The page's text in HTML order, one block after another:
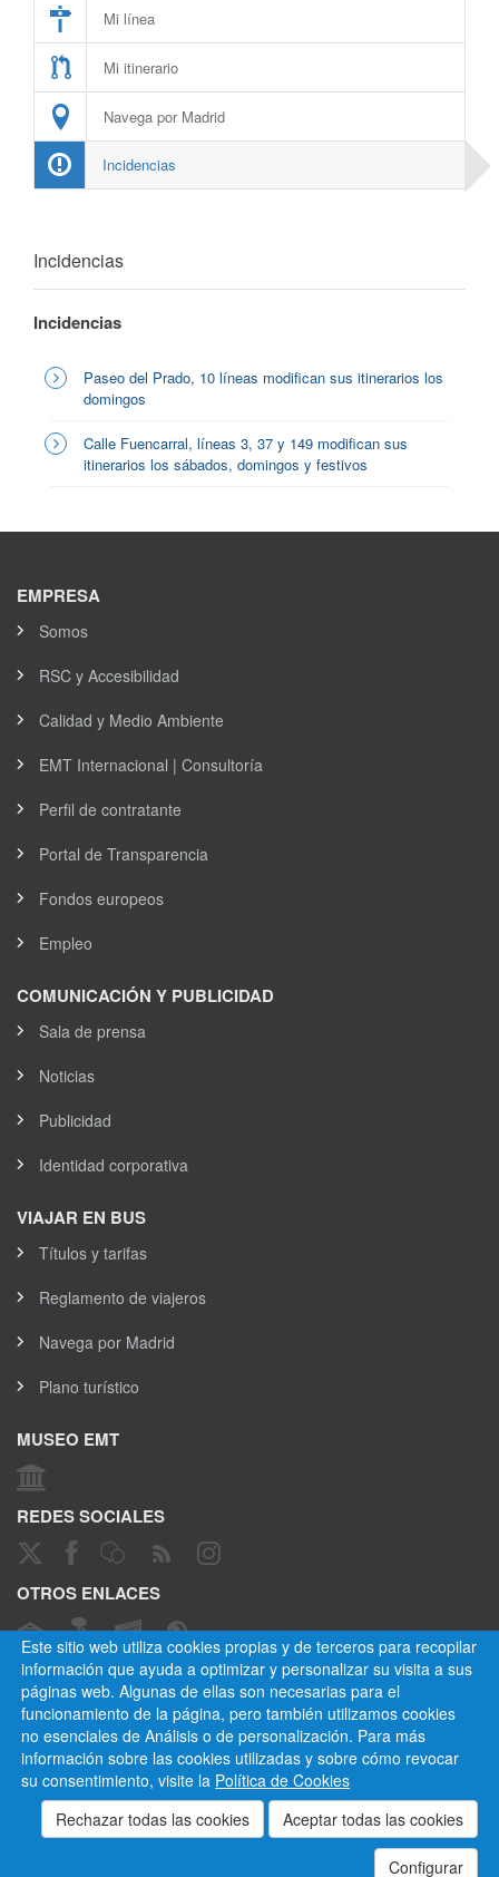
Mi línea
Mi itinerario
Navega por Madrid
Incidencias
Incidencias
Incidencias
Paseo del Prado, 10 líneas modifican sus itinerarios los
domingos
Calle Fuencarral, líneas 3, 37 y 149 modifican sus
itinerarios los sábados, domingos y festivos
Este sitio web utiliza cookies propias y de terceros para recopilar
información que ayuda a optimizar y personalizar su visita a sus
páginas web. Algunas de ellas son necesarias para el
funcionamiento de la página, pero también utilizamos cookies
no esenciales de Análisis o de personalización. Para más
información sobre las cookies utilizadas y sobre cómo revocar
su consentimiento, visite la Política de Cookies
Configurar
EMPRESA
Somos
RSC y Accesibilidad
Calidad y Medio Ambiente
EMT Internacional | Consultoría
Perfil de contratante
Portal de Transparencia
Fondos europeos
Empleo
COMUNICACIÓN Y PUBLICIDAD
Sala de prensa
Noticias
Publicidad
Identidad corporativa
VIAJAR EN BUS
Títulos y tarifas
Reglamento de viajeros
Navega por Madrid
Plano turístico
MUSEO EMT
REDES SOCIALES
OTROS ENLACES
CANAL ÉTICO
Empresa Municipal de Transportes de Madrid, S. A.
Aviso legal
Normativa
Mapa del sitio
Cookies
Privacidad
Contactar
Empleados